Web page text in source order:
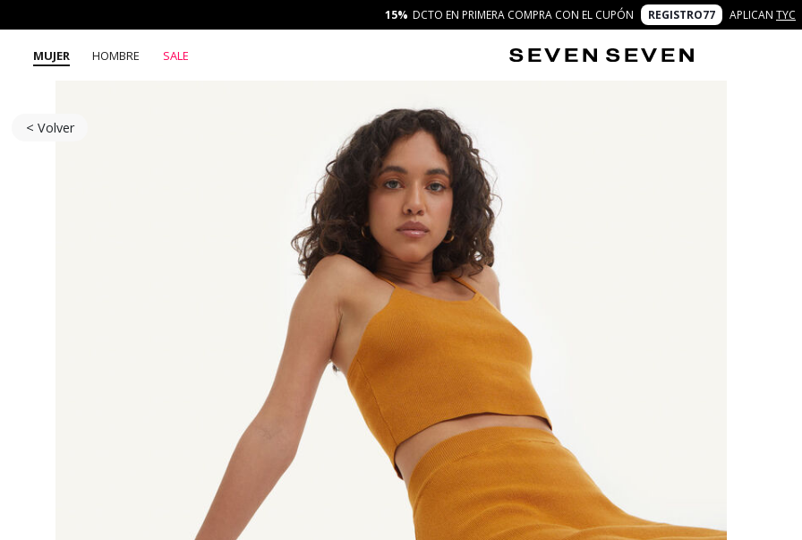
15% DCTO EN PRIMERA COMPRA CON EL CUPÓN REGISTRO77 APLICAN TYC
MUJER HOMBRE SALE
< Volver